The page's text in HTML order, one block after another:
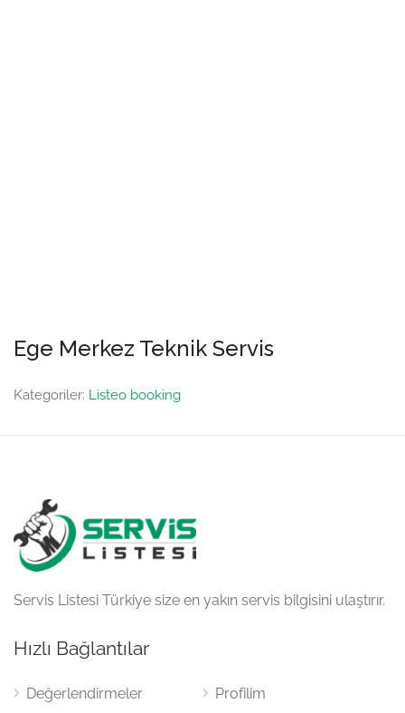
Ege Merkez Teknik Servis
Kategoriler: Listeo booking
Servis Listesi Türkiye size en yakın servis bilgisini ulaştırır.
Hızlı Bağlantılar
Değerlendirmeler Profilim